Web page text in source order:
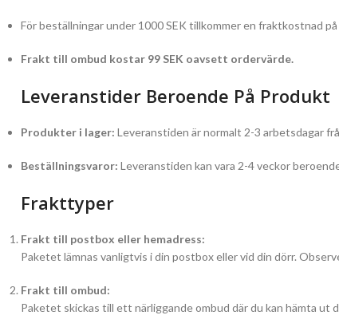
För beställningar under 1000 SEK tillkommer en fraktkostnad på
Frakt till ombud kostar 99 SEK oavsett ordervärde.
Leveranstider Beroende På Produkt
Produkter i lager: Leveranstiden är normalt 2-3 arbetsdagar
Beställningsvaror: Leveranstiden kan vara 2-4 veckor
Frakttyper
Frakt till postbox eller hemadress:
Paketet lämnas vanligtvis i din postbox eller vid din dörr.
Frakt till ombud:
Paketet skickas till ett närliggande ombud där du kan hämta ut